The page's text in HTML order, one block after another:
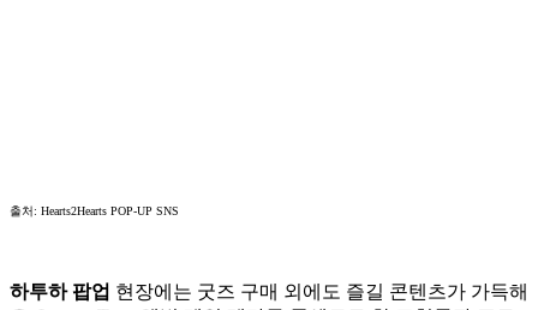
출처: Hearts2Hearts POP-UP SNS
하투하 팝업 현장에는 굿즈 구매 외에도 즐길 콘텐츠가 가득해